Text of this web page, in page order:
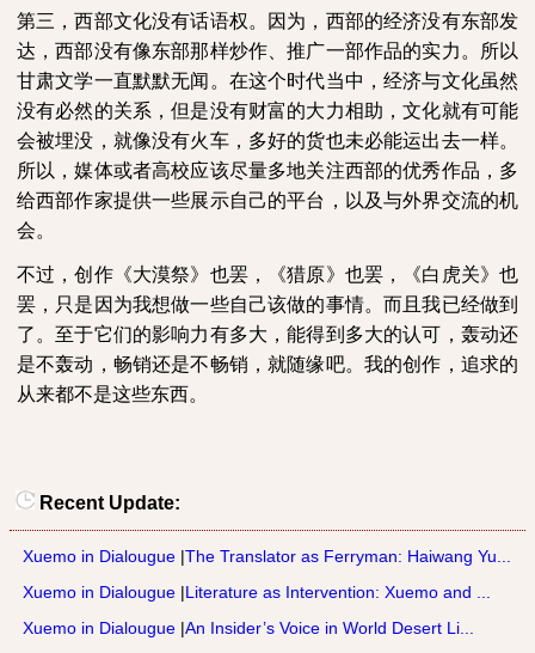
第三，西部文化没有话语权。因为，西部的经济没有东部发
达，西部没有像东部那样炒作、推广一部作品的实力。所以
甘肃文学一直默默无闻。在这个时代当中，经济与文化虽然
没有必然的关系，但是没有财富的大力相助，文化就有可能
会被埋没，就像没有火车，多好的货也未必能运出去一样。
所以，媒体或者高校应该尽量多地关注西部的优秀作品，多
给西部作家提供一些展示自己的平台，以及与外界交流的机
会。
不过，创作《大漠祭》也罢，《猎原》也罢，《白虎关》也
罢，只是因为我想做一些自己该做的事情。而且我已经做到
了。至于它们的影响力有多大，能得到多大的认可，轰动还
是不轰动，畅销还是不畅销，就随缘吧。我的创作，追求的
从来都不是这些东西。
Recent Update:
Xuemo in Dialougue |The Translator as Ferryman: Haiwang Yu...
Xuemo in Dialougue |Literature as Intervention: Xuemo and ...
Xuemo in Dialougue |An Insider’s Voice in World Desert Li...